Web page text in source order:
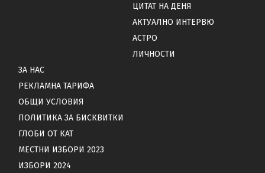
ЦИТАТ НА ДЕНЯ
АКТУАЛНО ИНТЕРВЮ
АСТРО
ЛИЧНОСТИ
ЗА НАС
РЕКЛАМНА ТАРИФА
ОБЩИ УСЛОВИЯ
ПОЛИТИКА ЗА БИСКВИТКИ
ГЛОБИ ОТ КАТ
МЕСТНИ ИЗБОРИ 2023
ИЗБОРИ 2024